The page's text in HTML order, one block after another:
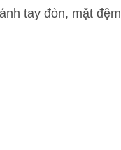
tay đòn, mặt đệm